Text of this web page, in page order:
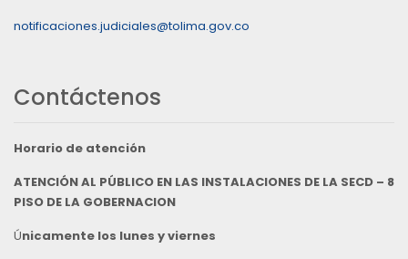
notificaciones.judiciales@tolima.gov.co
Contáctenos
Horario de atención
ATENCIÓN AL PÚBLICO EN LAS INSTALACIONES DE LA SECD – 8
PISO DE LA GOBERNACION
Únicamente los lunes y viernes